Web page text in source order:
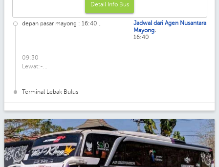
Detail Info Bus
depan pasar mayong : 16:40...
09:30
Lewat:-...
Terminal Lebak Bulus
Jadwal dari Agen Nusantara
Mayong:
16:40